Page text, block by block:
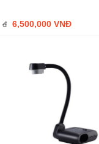
đ 6,500,000 VNĐ